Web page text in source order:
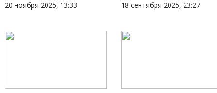
20 ноября 2025, 13:33
18 сентября 2025, 23:27